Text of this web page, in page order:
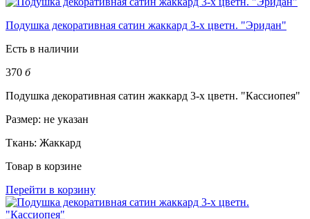
Подушка декоративная сатин жаккард 3-х цветн. "Эридан"
Есть в наличии
370 б
Подушка декоративная сатин жаккард 3-х цветн. "Кассиопея"
Размер: не указан
Ткань: Жаккард
Товар в корзине
Перейти в корзину